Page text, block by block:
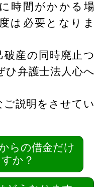
時間がかかる場
は必要となりま
破産の同時廃止つ
ひ弁護士法人心へ
ご説明をさせてい
らの借金だけ
か？